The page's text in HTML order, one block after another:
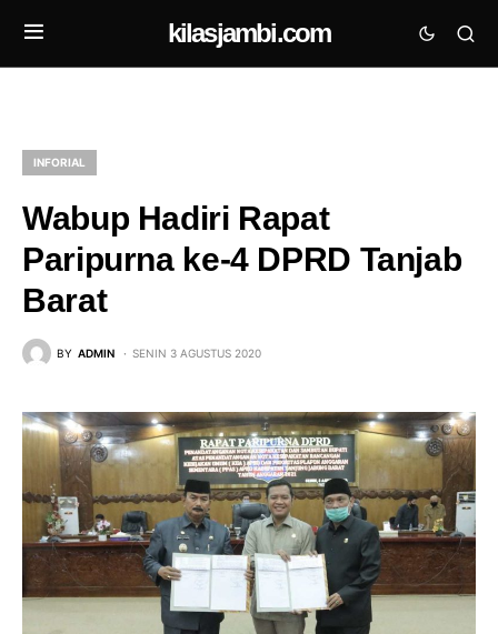
kilasjambi.com
INFORIAL
Wabup Hadiri Rapat
Paripurna ke-4 DPRD Tanjab
Barat
BY ADMIN SENIN 3 AGUSTUS 2020